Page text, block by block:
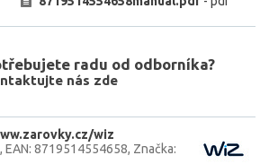
radu od odborníka?
nás zde
wiz
EAN: 8719514554658 Značka: